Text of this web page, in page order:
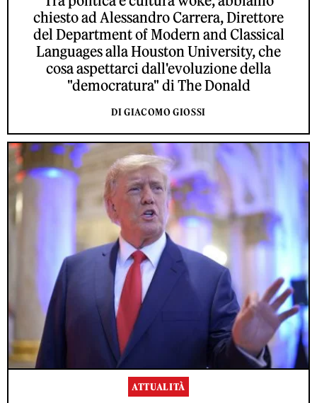
chiesto ad Alessandro Carrera, Direttore
del Department of Modern and Classical
Languages alla Houston University, che
cosa aspettarci dall'evoluzione della
"democratura" di The Donald
DI GIACOMO GIOSSI
ATTUALITÀ